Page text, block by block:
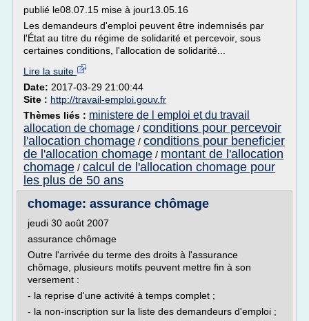
publié le08.07.15 mise à jour13.05.16
Les demandeurs d'emploi peuvent être indemnisés par
l'État au titre du régime de solidarité et percevoir, sous
certaines conditions, l'allocation de solidarité...
Lire la suite
Date: 2017-03-29 21:00:44
Site : http://travail-emploi.gouv.fr
Thèmes liés : ministere de l emploi et du travail
allocation de chomage / conditions pour percevoir
l'allocation chomage / conditions pour beneficier
de l'allocation chomage / montant de l'allocation
chomage / calcul de l'allocation chomage pour
les plus de 50 ans
chomage: assurance chômage
jeudi 30 août 2007
assurance chômage
Outre l'arrivée du terme des droits à l'assurance
chômage, plusieurs motifs peuvent mettre fin à son
versement :
- la reprise d'une activité à temps complet ;
- la non-inscription sur la liste des demandeurs d'emploi ;